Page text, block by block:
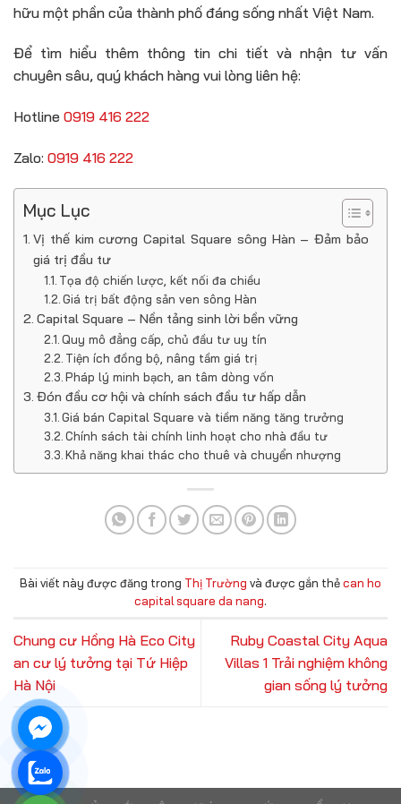
hữu một phần của thành phố đáng sống nhất Việt Nam.
Để tìm hiểu thêm thông tin chi tiết và nhận tư vấn
chuyên sâu, quý khách hàng vui lòng liên hệ:
Hotline 0919 416 222
Zalo: 0919 416 222
Mục Lục
Vị thế kim cương Capital Square sông Hàn – Đảm bảo
giá trị đầu tư
Tọa độ chiến lược, kết nối đa chiều
Giá trị bất động sản ven sông Hàn
Capital Square – Nền tảng sinh lời bền vững
Quy mô đẳng cấp, chủ đầu tư uy tín
Tiện ích đồng bộ, nâng tầm giá trị
Pháp lý minh bạch, an tâm dòng vốn
Đón đầu cơ hội và chính sách đầu tư hấp dẫn
Giá bán Capital Square và tiềm năng tăng trưởng
Chính sách tài chính linh hoạt cho nhà đầu tư
Khả năng khai thác cho thuê và chuyển nhượng
Bài viết này được đăng trong Thị Trường và được gắn thẻcan ho
capital square da nang.
Chung cư Hồng Hà Eco City
an cư lý tưởng tại Tứ Hiệp
Hà Nội
Ruby Coastal City Aqua
Villas 1 Trải nghiệm không
gian sống lý tưởng